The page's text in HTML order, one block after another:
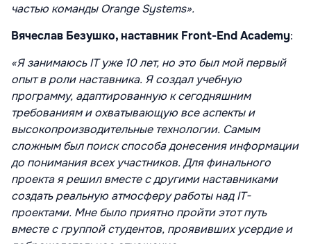
частью команды Orange Systems».
Вячеслав Безушко, наставник Front-End Academy:
«Я занимаюсь IT уже 10 лет, но это был мой первый
опыт в роли наставника. Я создал учебную
программу, адаптированную к сегодняшним
требованиям и охватывающую все аспекты и
высокопроизводительные технологии. Самым
сложным был поиск способа донесения информации
до понимания всех участников. Для финального
проекта я решил вместе с другими наставниками
создать реальную атмосферу работы над IT-
проектами. Мне было приятно пройти этот путь
вместе с группой студентов, проявивших усердие и